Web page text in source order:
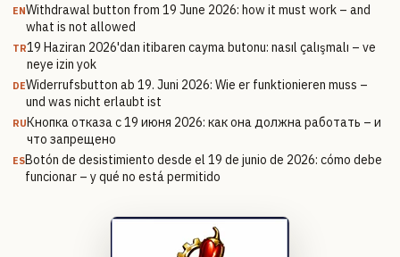
ENWithdrawal button from 19 June 2026: how it must work – and
what is not allowed
TR19 Haziran 2026'dan itibaren cayma butonu: nasıl çalışmalı – ve
neye izin yok
DEWiderrufsbutton ab 19. Juni 2026: Wie er funktionieren muss –
und was nicht erlaubt ist
RU Кнопка отказа с 19 июня 2026: как она должна работать – и
что запрещено
ESBotón de desistimiento desde el 19 de junio de 2026: cómo debe
funcionar – y qué no está permitido